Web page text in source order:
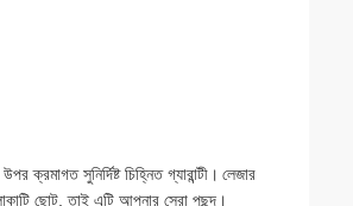
ক্রমাগত সুনির্দিষ্ট চিহ্নিত গ্যারান্টী। লেজার
ছোট, তাই এটি আপনার সেরা পছন্দ।